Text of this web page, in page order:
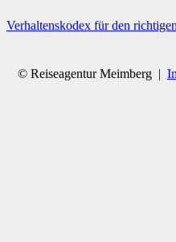
Verhaltenskodex für den
© Reiseagentur Meimberg |